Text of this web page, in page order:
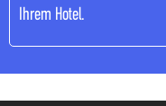
Ihrem Hotel.